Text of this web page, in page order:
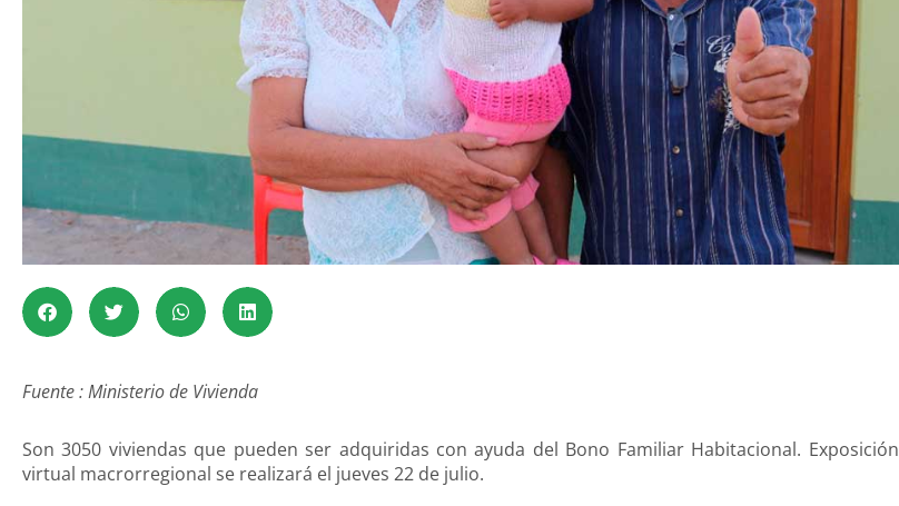
Fuente : Ministerio de Vivienda
Son 3050 viviendas que pueden ser adquiridas con ayuda del Bono Familiar Habitacional. Exposición
virtual macrorregional se realizará el jueves 22 de julio.